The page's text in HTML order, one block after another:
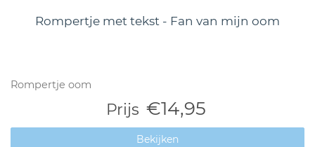
Rompertje met tekst - Fan van mijn oom
Rompertje oom
Prijs €14,95
Bekijken